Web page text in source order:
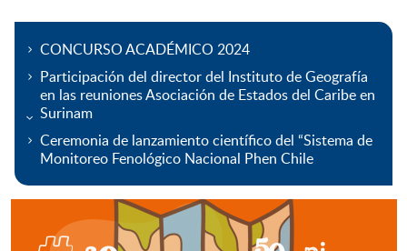
CONCURSO ACADÉMICO 2024
Participación del director del Instituto de Geografía
en las reuniones Asociación de Estados del Caribe en
Surinam
Ceremonia de lanzamiento científico del “Sistema de
Monitoreo Fenológico Nacional Phen Chile